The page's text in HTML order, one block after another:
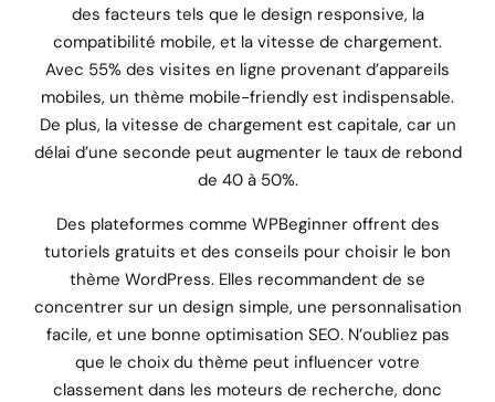
des facteurs tels que le design responsive, la
compatibilité mobile, et la vitesse de chargement.
Avec 55% des visites en ligne provenant d’appareils
mobiles, un thème mobile-friendly est indispensable.
De plus, la vitesse de chargement est capitale, car un
délai d’une seconde peut augmenter le taux de rebond
de 40 à 50%.
Des plateformes comme WPBeginner offrent des
tutoriels gratuits et des conseils pour choisir le bon
thème WordPress. Elles recommandent de se
concentrer sur un design simple, une personnalisation
facile, et une bonne optimisation SEO. N’oubliez pas
que le choix du thème peut influencer votre
classement dans les moteurs de recherche, donc